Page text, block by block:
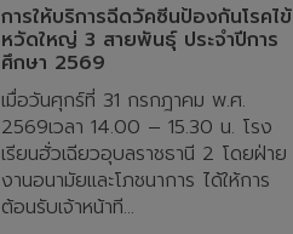
การให้บริการฉีดวัคซีนป้องกันโรคไข้
หวัดใหญ่ 3 สายพันธุ์ ประจำปีการ
ศึกษา 2569
เมื่อวันศุกร์ที่ 31 กรกฎาคม พ.ศ.
2569เวลา 14.00 – 15.30 น. โรง
เรียนฮั่วเฉียวอุบลราชธานี 2 โดยฝ่าย
งานอนามัยและโภชนาการ ได้ให้การ
ต้อนรับเจ้าหน้าที...